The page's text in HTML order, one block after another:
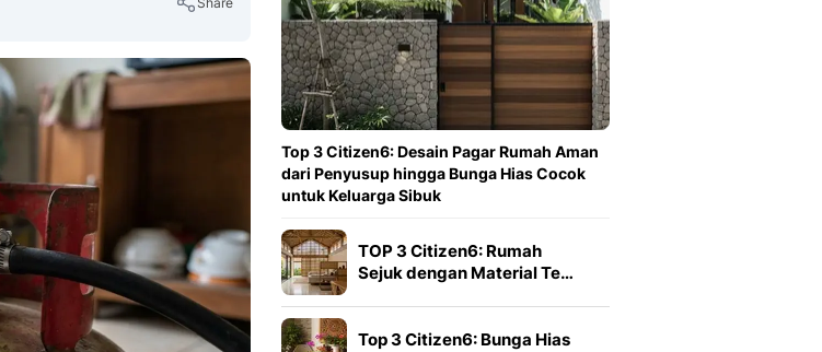
Top 3 Citizen6: Desain Pagar Rumah Aman
dari Penyusup hingga Bunga Hias Cocok
untuk Keluarga Sibuk
TOP 3 Citizen6: Rumah
Sejuk dengan Material Te…
Top 3 Citizen6: Bunga Hias